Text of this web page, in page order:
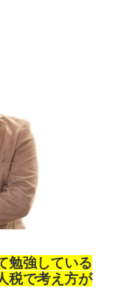
勉強している
税で考え方が